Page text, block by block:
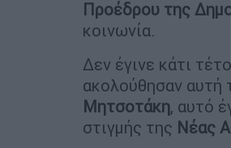
Προέδρου της
κοινωνία.
Δεν έγινε κάτι
ακολούθησαν αυτή
Μητσοτάκη, αυτό
στιγμής της Νέας